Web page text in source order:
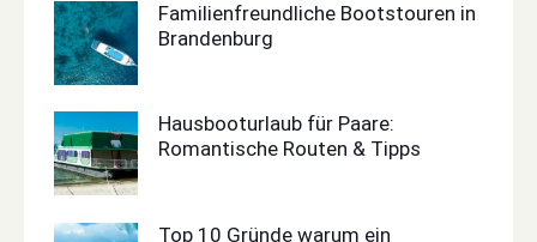
Familienfreundliche Bootstouren in
Brandenburg
Hausbooturlaub für Paare:
Romantische Routen & Tipps
Top 10 Gründe warum ein